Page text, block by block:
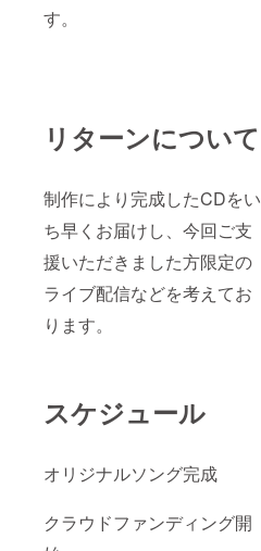
す。
リターンについて
制作により完成したCDをい
ち早くお届けし、今回ご支
援いただきました方限定の
ライブ配信などを考えてお
ります。
スケジュール
オリジナルソング完成
クラウドファンディング開